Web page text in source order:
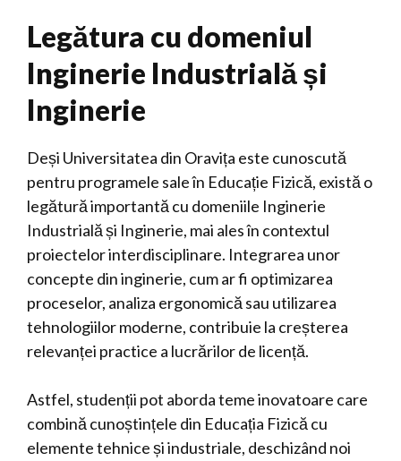
Legătura cu domeniul
Inginerie Industrială și
Inginerie
Deși Universitatea din Oravița este cunoscută
pentru programele sale în Educație Fizică, există o
legătură importantă cu domeniile Inginerie
Industrială și Inginerie, mai ales în contextul
proiectelor interdisciplinare. Integrarea unor
concepte din inginerie, cum ar fi optimizarea
proceselor, analiza ergonomică sau utilizarea
tehnologiilor moderne, contribuie la creșterea
relevanței practice a lucrărilor de licență.
Astfel, studenții pot aborda teme inovatoare care
combină cunoștințele din Educația Fizică cu
elemente tehnice și industriale, deschizând noi